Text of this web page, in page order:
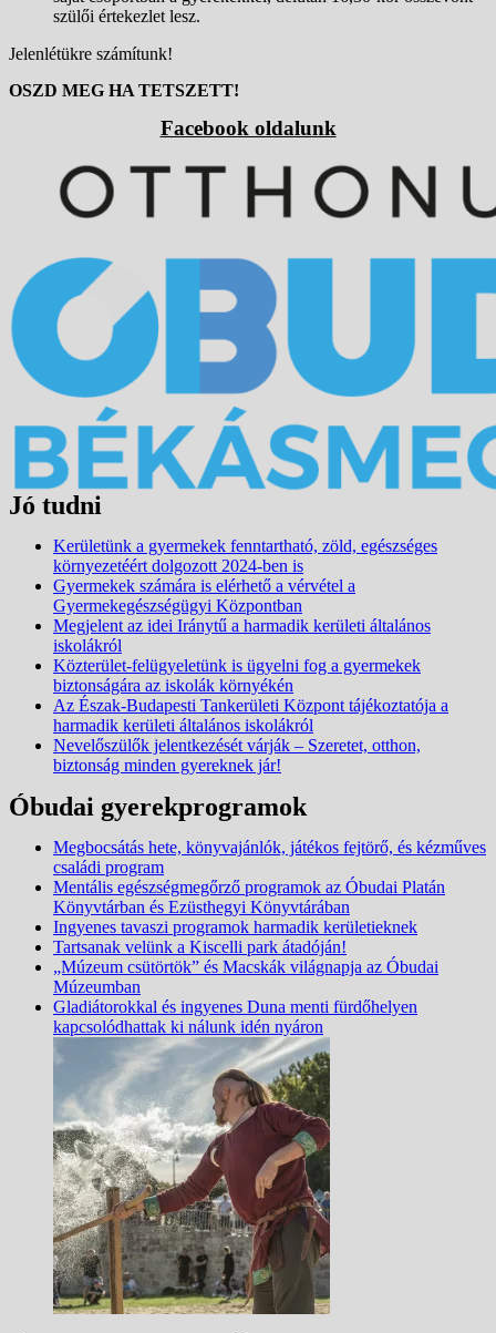
szülői értekezlet lesz.
Jelenlétükre számítunk!
OSZD MEG HA TETSZETT!
Facebook oldalunk
Jó tudni
Kerületünk a gyermekek fenntartható, zöld, egészséges
környezetéért dolgozott 2024-ben is
Gyermekek számára is elérhető a vérvétel a
Gyermekegészségügyi Központban
Megjelent az idei Iránytű a harmadik kerületi általános
iskolákról
Közterület-felügyeletünk is ügyelni fog a gyermekek
biztonságára az iskolák környékén
Az Észak-Budapesti Tankerületi Központ tájékoztatója a
harmadik kerületi általános iskolákról
Nevelőszülők jelentkezését várják – Szeretet, otthon,
biztonság minden gyereknek jár!
Óbudai gyerekprogramok
Megbocsátás hete, könyvajánlók, játékos fejtörő, és kézműves
családi program
Mentális egészségmegőrző programok az Óbudai Platán
Könyvtárban és Ezüsthegyi Könyvtárában
Ingyenes tavaszi programok harmadik kerületieknek
Tartsanak velünk a Kiscelli park átadóján!
„Múzeum csütörtök” és Macskák világnapja az Óbudai
Múzeumban
Gladiátorokkal és ingyenes Duna menti fürdőhelyen
kapcsolódhattak ki nálunk idén nyáron